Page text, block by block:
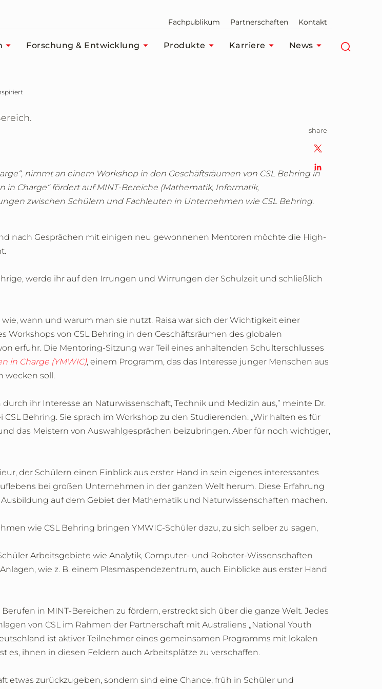
Fachpublikum Partnerschaften Kontakt
Forschung & Entwicklung Produkte Karriere News
nimmt an einem Workshop in den Geschäftsräumen von CSL Behring in
in Charge“ fördert auf MINT-Bereiche (Mathematik, Informatik,
zwischen Schülern und Fachleuten in Unternehmen wie CSL Behring.
nach Gesprächen mit einigen neu gewonnenen Mentoren möchte die High-
werde ihr auf den Irrungen und Wirrungen der Schulzeit und schließlich
wann und warum man sie nutzt. Raisa war sich der Wichtigkeit einer
Workshops von CSL Behring in den Geschäftsräumen des globalen
erfuhr. Die Mentoring-Sitzung war Teil eines anhaltenden Schulterschlusses
in Charge (YMWIC), einem Programm, das das Interesse junger Menschen aus
wecken soll.
ihr Interesse an Naturwissenschaft, Technik und Medizin aus,” meinte Dr.
Behring. Sie sprach im Workshop zu den Studierenden: „Wir halten es für
das Meistern von Auswahlgesprächen beizubringen. Aber für noch wichtiger,
der Schülern einen Einblick aus erster Hand in sein eigenes interessantes
bei großen Unternehmen in der ganzen Welt herum. Diese Erfahrung
auf dem Gebiet der Mathematik und Naturwissenschaften machen.
wie CSL Behring bringen YMWIC-Schüler dazu, zu sich selber zu sagen,
Arbeitsgebiete wie Analytik, Computer- und Roboter-Wissenschaften
wie z. B. einem Plasmaspendezentrum, auch Einblicke aus erster Hand
in MINT-Bereichen zu fördern, erstreckt sich über die ganze Welt. Jedes
von CSL im Rahmen der Partnerschaft mit Australiens „National Youth
ist aktiver Teilnehmer eines gemeinsamen Programms mit lokalen
es, ihnen in diesen Feldern auch Arbeitsplätze zu verschaffen.
etwas zurückzugeben, sondern sind eine Chance, früh in Schüler und
share